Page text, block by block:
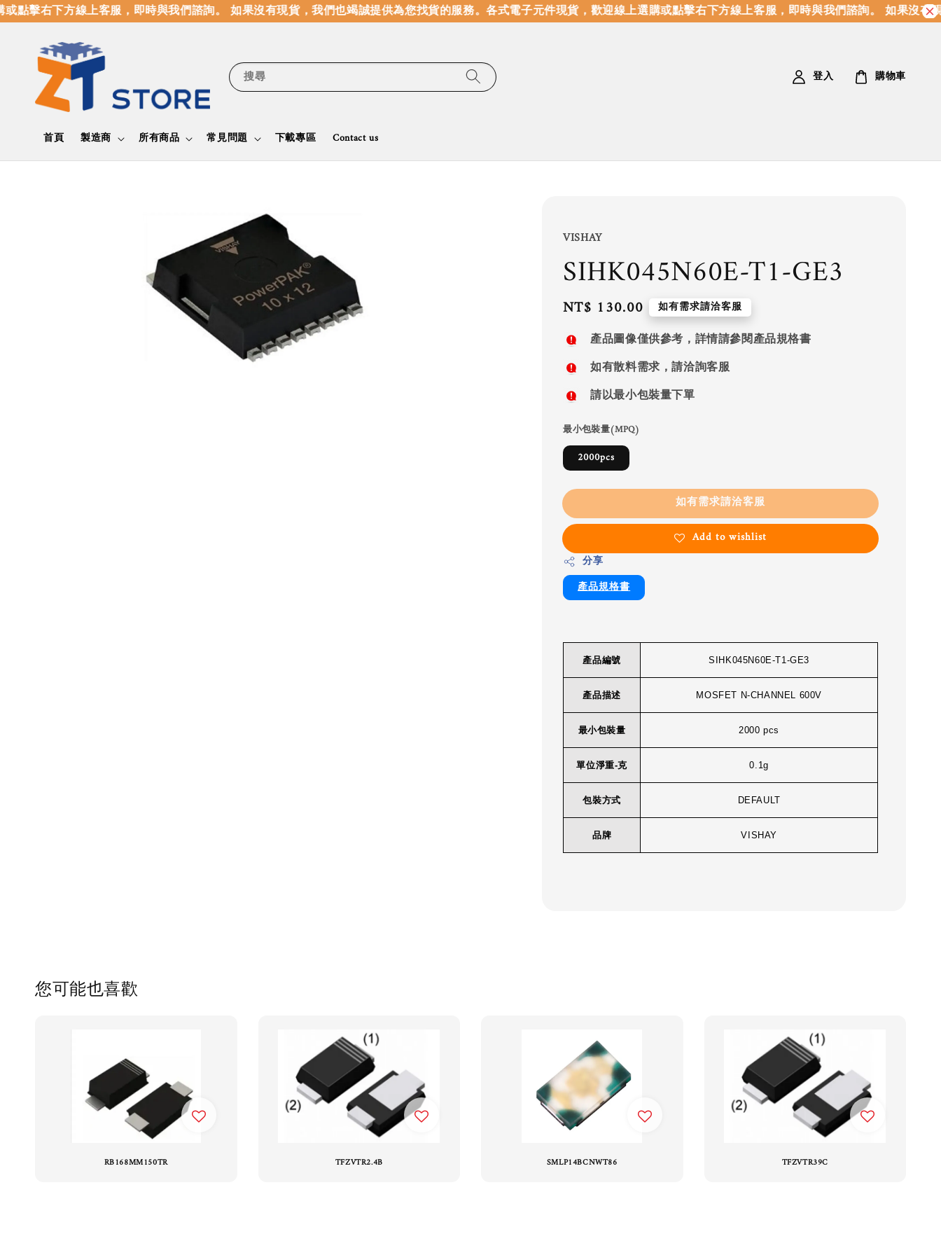
擊右下方線上客服，即時與我們諮詢。 如果沒有現貨，我們也竭誠提供為您找貨的服務。各式電子元件現貨，歡迎線上選購或點擊右下方線上客服，即時與我們諮詢。 如果沒有現
搜尋
首頁 製造商 所有商品 常見問題 下載專區 Contact us
登入 購物車
VISHAY
SIHK045N60E-T1-GE3
Regular
price
NT$ 130.00 如有需求請洽客服
產品圖像僅供參考，詳情請參閱產品規格書
如有散料需求，請洽詢客服
請以最小包裝量下單
最小包裝量(MPQ)
2000pcs
如有需求請洽客服
Add to wishlist
分享
產品規格書
產品編號 SIHK045N60E-T1-GE3
產品描述 MOSFET N-CHANNEL 600V
最小包裝量 2000 pcs
單位淨重-克 0.1g
包裝方式 DEFAULT
品牌 VISHAY
您可能也喜歡
RB168MM150TR TFZVTR2.4B SMLP14BCNWT86 TFZVTR39C